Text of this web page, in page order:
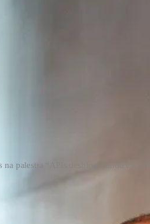
palestra “APIs desbloqueando